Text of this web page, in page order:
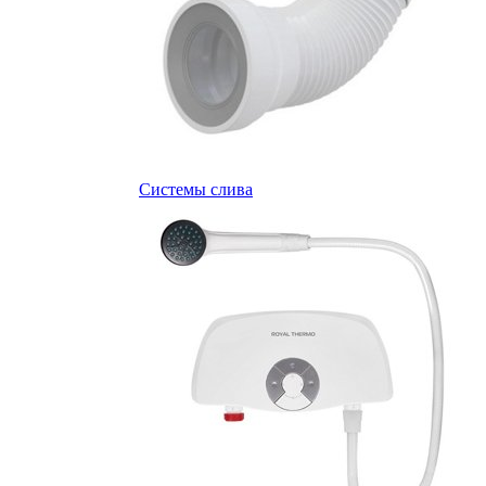
Системы слива